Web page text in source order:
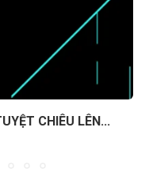
CHIÊU LÊN...